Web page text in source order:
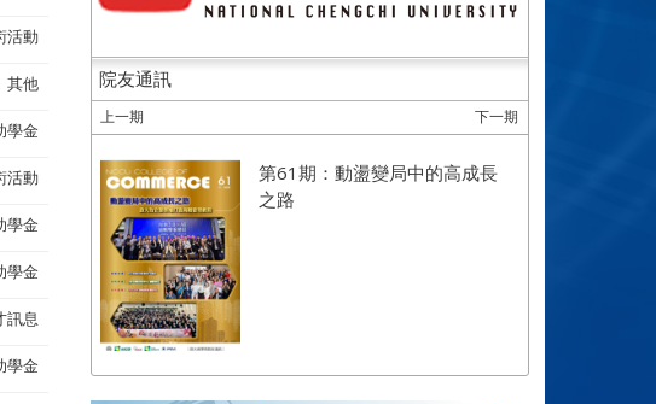
活動
其他
學金
活動
學金
學金
訊息
學金
院友通訊
上一期 下一期
第61期：動盪變局中的高成長
之路